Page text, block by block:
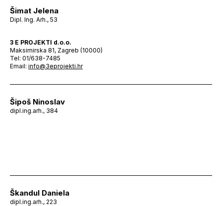
Šimat Jelena
Dipl. Ing. Arh., 53
3 E PROJEKTI d.o.o.
Maksimirska 81, Zagreb (10000)
Tel: 01/638-7485
Email: info@3eprojekti.hr
Šipoš Ninoslav
dipl.ing.arh., 384
Škandul Daniela
dipl.ing.arh., 223